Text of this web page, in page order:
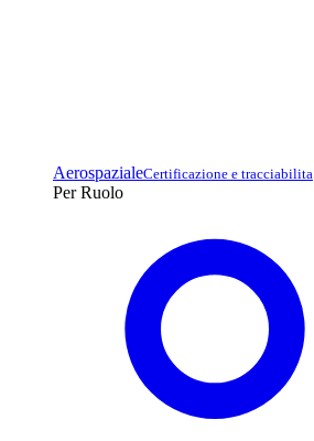
AerospazialeCertificazione e tracciabilita
Per Ruolo